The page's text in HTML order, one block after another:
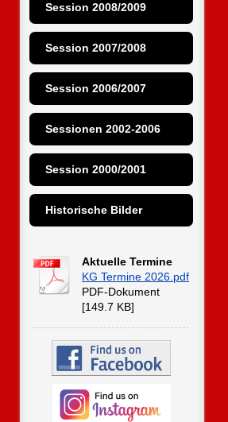
Session 2008/2009
Session 2007/2008
Session 2006/2007
Sessionen 2002-2006
Session 2000/2001
Historische Bilder
Aktuelle Termine
KG Termine 2026.pdf
PDF-Dokument
[149.7 KB]